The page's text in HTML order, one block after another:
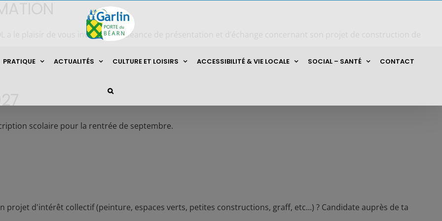
PRATIQUE ACTUALITÉS CULTURE ET LOISIRS ACCESSIBILITÉ & VIE LOCALE SOCIAL – SANTÉ CONTACT
a le plaisir de vous inviter à une séance de présentation et d’échange concernant son projet de construction de
scolaire pour la rentrée de septembre.
projet d'intérêt collectif (peinture, espaces verts, petites constructions, graff, etc...) ? Candidate auprès de ta